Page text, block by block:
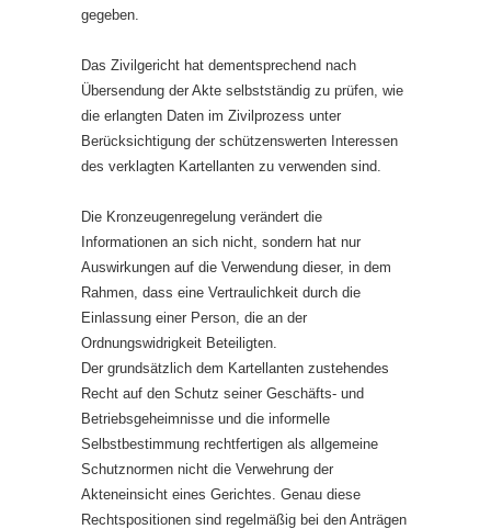
gegeben.
Das Zivilgericht hat dementsprechend nach
Übersendung der Akte selbstständig zu prüfen, wie
die erlangten Daten im Zivilprozess unter
Berücksichtigung der schützenswerten Interessen
des verklagten Kartellanten zu verwenden sind.
Die Kronzeugenregelung verändert die
Informationen an sich nicht, sondern hat nur
Auswirkungen auf die Verwendung dieser, in dem
Rahmen, dass eine Vertraulichkeit durch die
Einlassung einer Person, die an der
Ordnungswidrigkeit Beteiligten.
Der grundsätzlich dem Kartellanten zustehendes
Recht auf den Schutz seiner Geschäfts- und
Betriebsgeheimnisse und die informelle
Selbstbestimmung rechtfertigen als allgemeine
Schutznormen nicht die Verwehrung der
Akteneinsicht eines Gerichtes. Genau diese
Rechtspositionen sind regelmäßig bei den Anträgen